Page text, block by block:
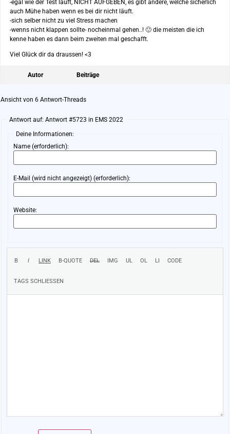
-egal wie der Test läuft, NICHT AUFGEBEN, es gibt andere, welche sicherlich
auch Mühe haben wenn es bei dir nicht läuft.
-sich selber nicht zu viel Stress machen
-wenns nicht klappen sollte- nocheinmal gehen..! 🙂 die meisten die ich
kenne haben es dann beim zweiten mal geschafft.
Viel Glück dir da draussen! <3
Autor Beiträge
Ansicht von 6 Antwort-Threads
Antwort auf: Antwort #5723 in EMS 2022
Deine Informationen:
Name (erforderlich):
E-Mail (wird nicht angezeigt) (erforderlich):
Website: